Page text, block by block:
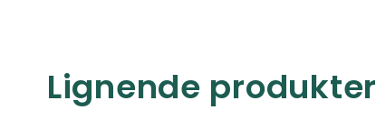
Lignende produkter